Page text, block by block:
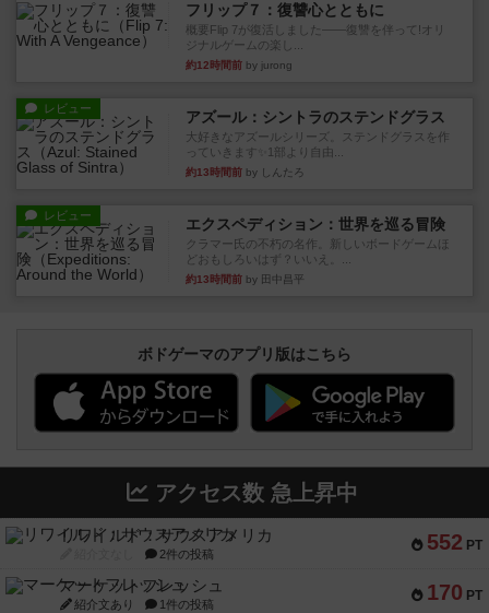
フリップ７：復讐心とともに
概要Flip 7が復活しました――復讐を伴って!オリ
ジナルゲームの楽し...
約12時間前 by jurong
レビュー アズール：シントラのステンドグラス
大好きなアズールシリーズ。ステンドグラスを作
っていきます✨1部より自由...
約13時間前 by しんたろ
レビュー エクスペディション：世界を巡る冒険
クラマー氏の不朽の名作。新しいボードゲームほ
どおもしろいはず？いいえ。...
約13時間前 by 田中昌平
ボドゲーマのアプリ版はこちら
アクセス数 急上昇中
552 PT
リワイルド：サウスアメリカ
2件の投稿
170 PT
マーケットフレッシュ
紹介文あり 1件の投稿